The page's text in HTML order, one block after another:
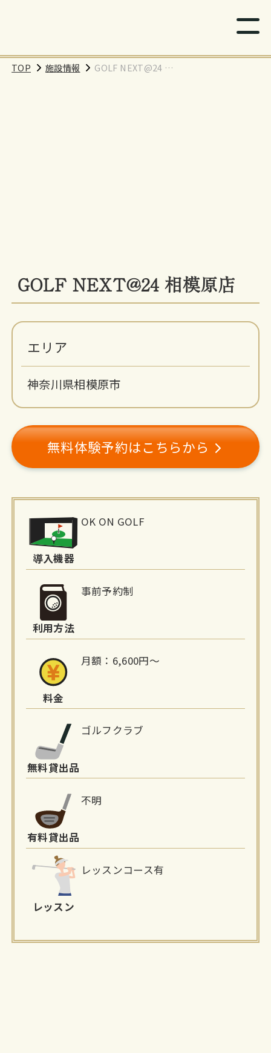
TOP 施設情報
GOLF NEXT@24 相
GOLF NEXT@24 相模原店
エリア
神奈川県相模原市
無料体験予約はこちらから
報
導入機器
OK ON GOLF
利用方法
事前予約制
料金
月額：6,600円～
無料貸出品
ゴルフクラブ
有料貸出品
不明
レッスン
レッスンコース有